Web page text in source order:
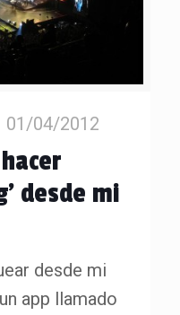
01/04/2012
desde mi
desde mi
app llamado